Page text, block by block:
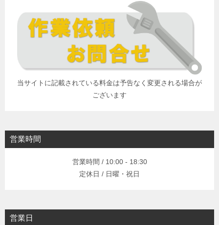
当サイトに記載されている料金は予告なく変更される場合が
ございます
営業時間
営業時間 / 10:00 - 18:30
定休日 / 日曜・祝日
営業日